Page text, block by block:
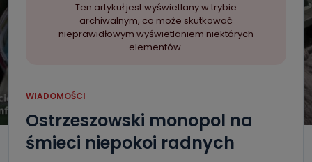
Ten artykuł jest wyświetlany w trybie
archiwalnym, co może skutkować
nieprawidłowym wyświetlaniem niektórych
elementów.
WIADOMOŚCI
Ostrzeszowski monopol na
śmieci niepokoi radnych